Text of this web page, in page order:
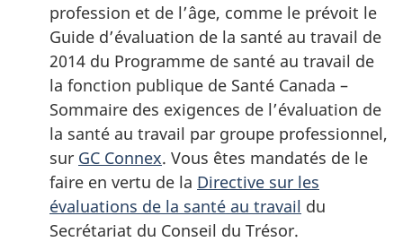
profession et de l’âge, comme le prévoit le
Guide d’évaluation de la santé au travail de
2014 du Programme de santé au travail de
la fonction publique de Santé Canada –
Sommaire des exigences de l’évaluation de
la santé au travail par groupe professionnel,
sur GC Connex. Vous êtes mandatés de le
faire en vertu de la Directive sur les
évaluations de la santé au travail du
Secrétariat du Conseil du Trésor.